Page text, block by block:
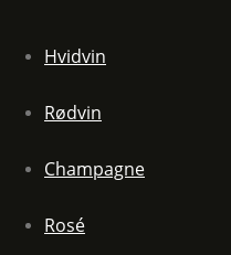
Hvidvin
Rødvin
Champagne
Rosé